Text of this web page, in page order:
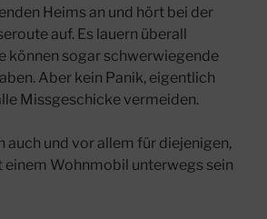
Heims an und hört bei der
auf. Es lauern überall
können sogar schwerwiegende
Aber kein Panik, eigentlich
Missgeschicke vermeiden.
auch und vor allem für diejenigen,
Wohnmobil unterwegs sein